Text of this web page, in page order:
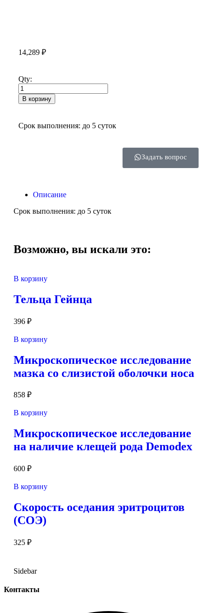
14,289 ₽
Qty:
В корзину
Срок выполнения: до 5 суток
Задать вопрос
Описание
Срок выполнения: до 5 суток
Возможно, вы искали это:
В корзину
Тельца Гейнца
396 ₽
В корзину
Микроскопическое исследование
мазка со слизистой оболочки носа
858 ₽
В корзину
Микроскопическое исследование
на наличие клещей рода Demodex
600 ₽
В корзину
Скорость оседания эритроцитов
(СОЭ)
325 ₽
Sidebar
Контакты